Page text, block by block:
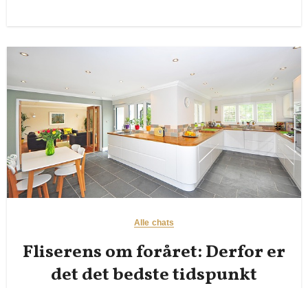
Alle chats
Fliserens om foråret: Derfor er
det det bedste tidspunkt